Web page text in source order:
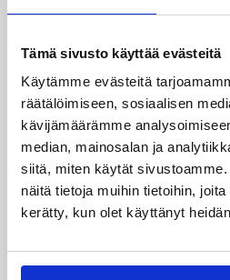
Tämä sivusto käyttää evästeitä
Käytämme evästeitä
räätälöimiseen, sosiaalisen
kävijämäärämme
median, mainosalan ja
siitä, miten käytät
näitä tietoja muihin tietoihin,
kerätty, kun olet käyttänyt
Miljoona koria! -
17.8.
Haaste tarjoaa seuroille
innostaa mukaan uusia
yhteistyötä koulujen kanssa.